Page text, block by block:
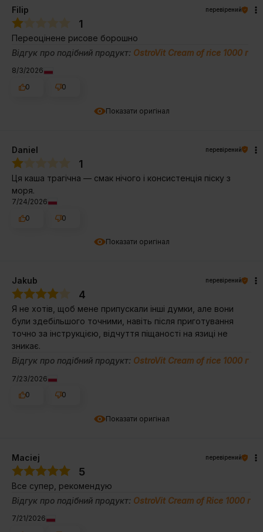
Показати оригінал
Filip перевірений
1
Переоцінене рисове борошно
Відгук про подібний продукт: OstroVit Cream of rice 1000 г
8/3/2026
0
0
Показати оригінал
Daniel перевірений
1
Ця каша трагічна — смак нічого і консистенція піску з
моря.
7/24/2026
0
0
Показати оригінал
Jakub перевірений
4
Я не хотів, щоб мене припускали інші думки, але вони
були здебільшого точними, навіть після приготування
точно за інструкцією, відчуття піщаності на язиці не
зникає.
Відгук про подібний продукт: OstroVit Cream of rice 1000 г
7/23/2026
0
0
Maciej перевірений
5
Все супер, рекомендую
Відгук про подібний продукт: OstroVit Cream of Rice 1000 г
7/21/2026